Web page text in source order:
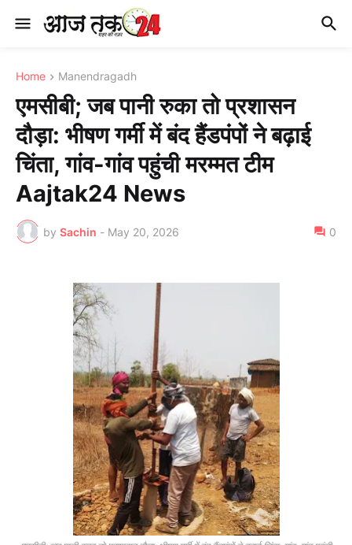
Home Manendragadh
एमसीबी; जब पानी रुका तो प्रशासन
दौड़ा: भीषण गर्मी में बंद हैंडपंपों ने बढ़ाई
चिंता, गांव-गांव पहुंची मरम्मत टीम
Aajtak24 News
by Sachin - May 20, 2026 0